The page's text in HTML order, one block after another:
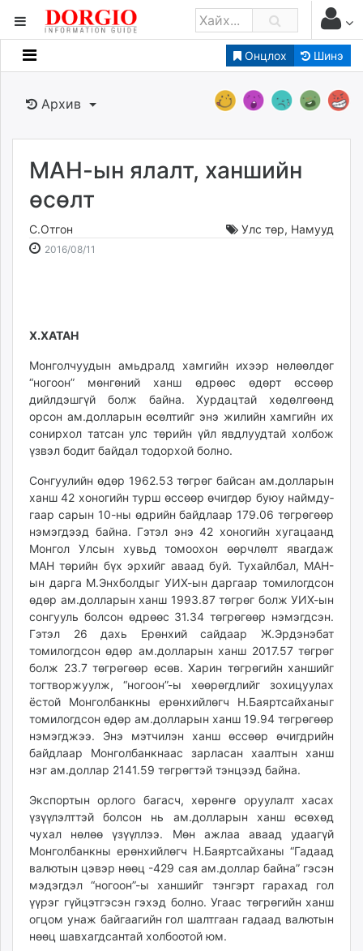
Онцлох Шинэ
Мэдээллийн
Банк санхүү
Бизнес ААН
Төрийн
dorgio.mn
Gogo.mn
Baabar.mn
ikon.mn
mnb.mn
Livetv.mn
Eguur.mn
24tsag.mn
shuud.mn
eagle.mn
ergelt.mn
zarig.mn
today.mn
zuv.mn
mminfo.mn
ugluu.mn
urlag.mn
unen.mn
asu.mn
shudarga.mn
shuurhai.mn
unuudur.mn
isee.mn
mglradio.com
fact.mn
itoim.mn
tumen.mn
times.mn
tvmongolia.mn
mass.mn
unegui.mn
Архив
МАН-ын ялалт, ханшийн
өсөлт
С.Отгон Улс төр, Намууд
2016/08/11
Х.ХАТАН
Монголчуудын амьд­ралд хамгийн ихээр нөлөөлдөг
“ногоон” мөнгөний ханш өдрөөс өдөрт өссөөр
дийлдэш­гүй болж байна. Хурдац­тай хөдөлгөөнд
орсон ам.долларын өсөлтийг энэ жилийн хамгийн их
сонирхол татсан улс төрийн үйл явдлуудтай холбож
үзвэл бодит байдал тодорхой болно.
Сонгуулийн өдөр 1962.53 төгрөг байсан ам.долларын
ханш 42 хо­ногийн турш өс­сөөр өчигдөр буюу найм­ду­
гаар сарын 10-ны өд­рийн байдлаар 179.06 төгрөгөөр
нэмэгдээд байна. Гэтэл энэ 42 хоно­гийн хугацаанд
Монгол Улсын хувьд томоохон өөрчлөлт явагдаж
МАН төрийн бүх эрхийг аваад буй. Тухайлбал, МАН-
ын дарга М.Энхболдыг УИХ-ын даргаар томилогдсон
өдөр ам.долларын ханш 1993.87 төгрөг болж УИХ-ын
сонгууль болсон өдрөөс 31.34 төгрөгөөр нэмэгдсэн.
Гэтэл 26 дахь Ерөнхий сайдаар Ж.Эрдэнэбат
томилогдсон өдөр ам.долларын ханш 2017.57 төгрөг
болж 23.7 төгрөгөөр өсөв. Харин төгрөгийн ханшийг
тогтворжуулж, “ногоон”-ы хөөрөгдлийг зохицуулах
ёстой Монголбанкны ерөн­хий­лөгч Н.Баяртсайханыг
томилогдсон өдөр ам.долларын ханш 19.94 төгрөгөөр
нэмэгд­жээ. Энэ мэтчи­лэн ханш өссөөр өчигдрийн
байдлаар Монголбанкнаас зарласан хаалтын ханш
нэг ам.доллар 2141.59 төгрөгтэй тэнцээд байна.
Экспортын орлого багасч, хөрөнгө оруулалт хасах
үзүүлэлттэй болсон нь ам.долларын ханш өсөхөд
чухал нөлөө үзүүллээ. Мөн ажлаа аваад удаагүй
Монголбанкны ерөнхийлөгч Н.Баяртсайханы “Гадаад
валютын цэвэр нөөц -429 сая ам.доллар байна” гэсэн
мэдэгдэл “ногоон”-ы ханшийг тэнгэрт гарахад гол
үүрэг гүйцэтгэсэн гэхэд болно. Угаас төгрөгийн ханш
огцом унаж байгаагийн гол шалтгаан гадаад валютын
нөөц шавхагдсантай холбоотой юм.